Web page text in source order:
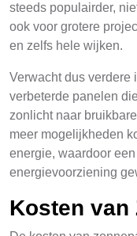
steeds populairder,
ook voor grotere
en zelfs hele wijken.
Verwacht dus verdere
verbeterde panelen
zonlicht naar
meer mogelijkheden
energie, waardoor
energievoorziening
Kosten van